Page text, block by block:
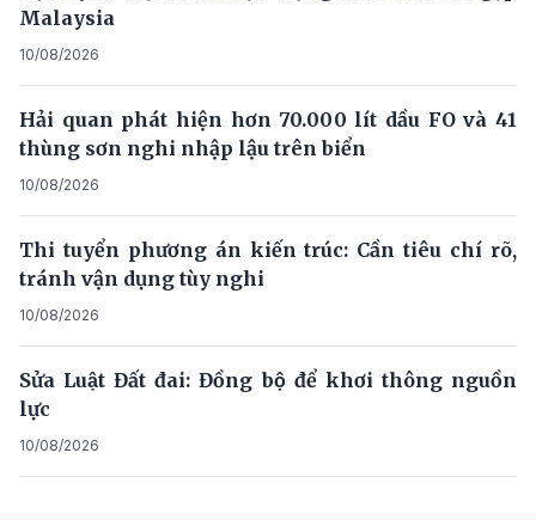
Malaysia
10/08/2026
Hải quan phát hiện hơn 70.000 lít dầu FO và 41
thùng sơn nghi nhập lậu trên biển
10/08/2026
Thi tuyển phương án kiến trúc: Cần tiêu chí rõ,
tránh vận dụng tùy nghi
10/08/2026
Sửa Luật Đất đai: Đồng bộ để khơi thông nguồn
lực
10/08/2026